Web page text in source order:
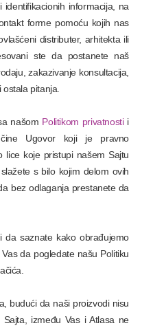
informacija, na
forme pomoću kojih nas
distributer, arhitekta ili
ste da postanete naš
zakazivanje konsultacija,
pitanja.
našom Politikom privatnostii
Ugovor koji je pravno
lice koje pristupi našem Sajtu
s bilo kojim delom ovih
bez odlaganja prestanete da
da saznate kako obrađujemo
da pogledate našu Politiku
budući da naši proizvodi nisu
između Vas i Atlasa ne